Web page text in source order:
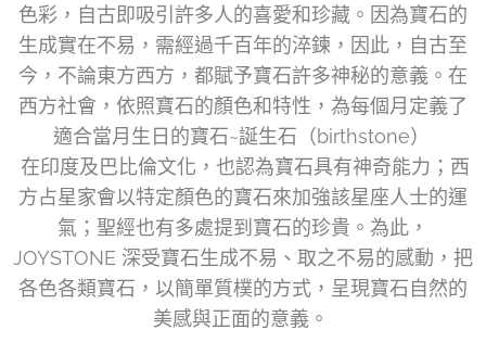
色彩，自古即吸引許多人的喜愛和珍藏。因為寶石的
生成實在不易，需經過千百年的淬鍊，因此，自古至
今，不論東方西方，都賦予寶石許多神秘的意義。在
西方社會，依照寶石的顏色和特性，為每個月定義了
適合當月生日的寶石~誕生石（birthstone）
在印度及巴比倫文化，也認為寶石具有神奇能力；西
方占星家會以特定顏色的寶石來加強該星座人士的運
氣；聖經也有多處提到寶石的珍貴。為此，
JOYSTONE 深受寶石生成不易、取之不易的感動，把
各色各類寶石，以簡單質樸的方式，呈現寶石自然的
美感與正面的意義。